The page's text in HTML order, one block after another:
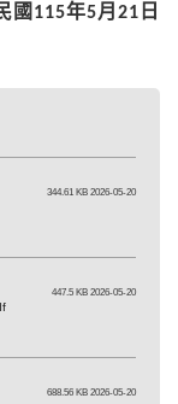
國 115年5月 21 日
344.61 KB 2026-05-20
447.5 KB 2026-05-20
688.56 KB 2026-05-20